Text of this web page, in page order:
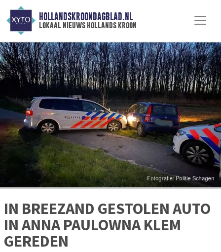
HOLLANDSKROONDAGBLAD.NL
lokaal nieuws hollands kroon
IN BREEZAND GESTOLEN AUTO
IN ANNA PAULOWNA KLEM
GEREDEN